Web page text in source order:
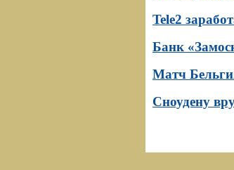
Tele2
Банк
Матч
Сноудену